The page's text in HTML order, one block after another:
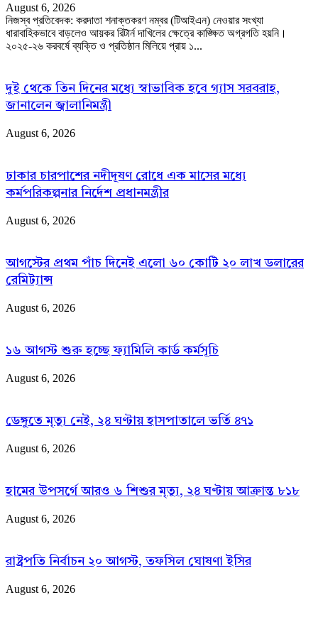
August 6, 2026
নিজস্ব প্রতিবেদক: করদাতা শনাক্তকরণ নম্বর (টিআইএন) নেওয়ার সংখ্যা
ধারাবাহিকভাবে বাড়লেও আয়কর রিটার্ন দাখিলের ক্ষেত্রে কাঙ্ক্ষিত অগ্রগতি হয়নি।
২০২৫-২৬ করবর্ষে ব্যক্তি ও প্রতিষ্ঠান মিলিয়ে প্রায় ১...
দুই থেকে তিন দিনের মধ্যে স্বাভাবিক হবে গ্যাস সরবরাহ,
জানালেন জ্বালানিমন্ত্রী
August 6, 2026
ঢাকার চারপাশের নদীদূষণ রোধে এক মাসের মধ্যে
কর্মপরিকল্পনার নির্দেশ প্রধানমন্ত্রীর
August 6, 2026
আগস্টের প্রথম পাঁচ দিনেই এলো ৬০ কোটি ২০ লাখ ডলারের
রেমিট্যান্স
August 6, 2026
১৬ আগস্ট শুরু হচ্ছে ফ্যামিলি কার্ড কর্মসূচি
August 6, 2026
ডেঙ্গুতে মৃত্যু নেই, ২৪ ঘণ্টায় হাসপাতালে ভর্তি ৪৭১
August 6, 2026
হামের উপসর্গে আরও ৬ শিশুর মৃত্যু, ২৪ ঘণ্টায় আক্রান্ত ৮১৮
August 6, 2026
রাষ্ট্রপতি নির্বাচন ২০ আগস্ট, তফসিল ঘোষণা ইসির
August 6, 2026